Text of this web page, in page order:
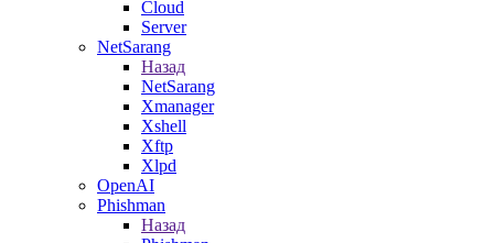
Cloud
Server
NetSarang
Назад
NetSarang
Xmanager
Xshell
Xftp
Xlpd
OpenAI
Phishman
Назад